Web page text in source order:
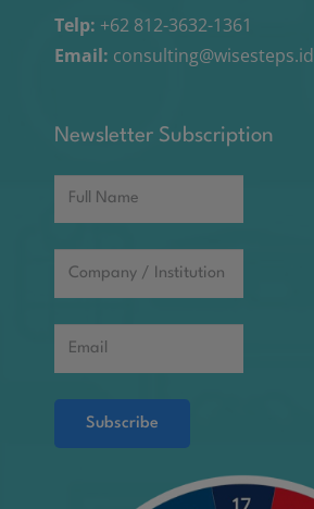
Telp: +62 812-3632-1361
Email: consulting@wisesteps.id
Newsletter Subscription